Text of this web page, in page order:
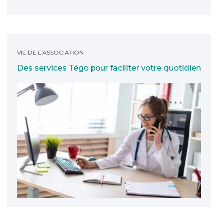
VIE DE L'ASSOCIATION
Des services Tégo pour faciliter votre quotidien